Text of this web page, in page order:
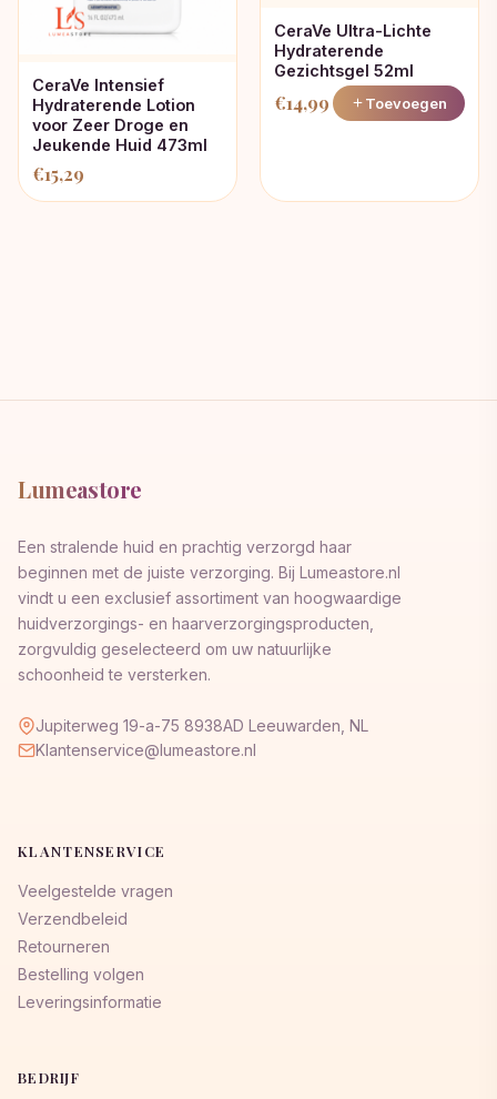
CeraVe Intensief
Hydraterende Lotion
voor Zeer Droge en
Jeukende Huid 473ml
€15,29
CeraVe Ultra-Lichte
Hydraterende
Gezichtsgel 52ml
€14,99 Toevoegen
Lumeastore
Een stralende huid en prachtig verzorgd haar
beginnen met de juiste verzorging. Bij Lumeastore.nl
vindt u een exclusief assortiment van hoogwaardige
huidverzorgings- en haarverzorgingsproducten,
zorgvuldig geselecteerd om uw natuurlijke
schoonheid te versterken.
Jupiterweg 19-a-75 8938AD Leeuwarden, NL
Klantenservice@lumeastore.nl
KLANTENSERVICE
Veelgestelde vragen
Verzendbeleid
Retourneren
Bestelling volgen
Leveringsinformatie
BEDRIJF